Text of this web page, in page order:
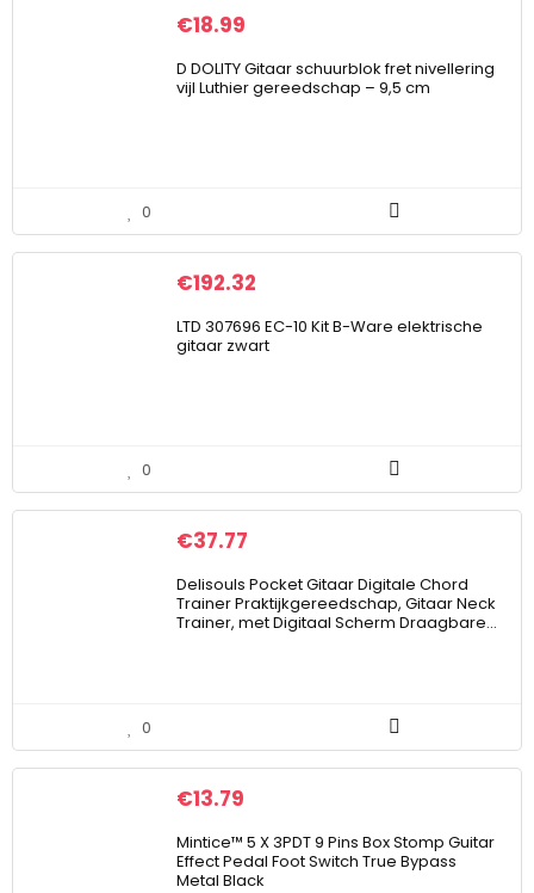
€18.99
D DOLITY Gitaar schuurblok fret nivellering
vijl Luthier gereedschap – 9,5 cm
0
€192.32
LTD 307696 EC-10 Kit B-Ware elektrische
gitaar zwart
0
€37.77
Delisouls Pocket Gitaar Digitale Chord
Trainer Praktijkgereedschap, Gitaar Neck
Trainer, met Digitaal Scherm Draagbare…
0
€13.79
Mintice™ 5 X 3PDT 9 Pins Box Stomp Guitar
Effect Pedal Foot Switch True Bypass
Metal Black